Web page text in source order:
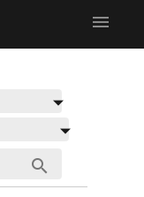
menu
search